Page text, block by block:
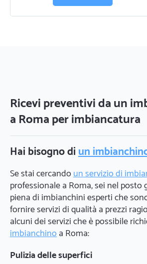
Ricevi preventivi da un
a Roma per imbiancatura
Hai bisogno diun
Se stai cercandoun servizio di
professionale a Roma, sei nel posto
piena di imbianchini esperti che
fornire servizi di qualità a prezzi
alcuni dei servizi che è possibile
imbianchinoa Roma:
Pulizia delle superfici